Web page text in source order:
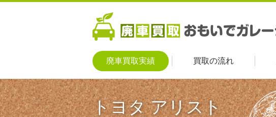
廃車買取実績 買取の流れ
トヨタ アリスト